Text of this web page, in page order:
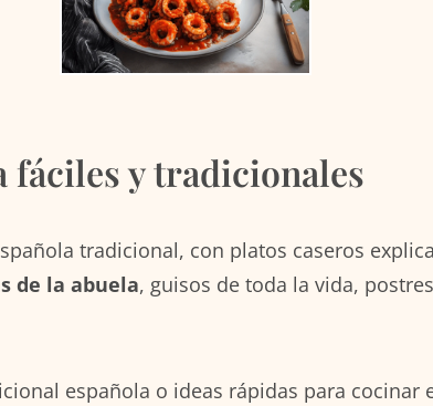
fáciles y tradicionales
tradicional, con platos caseros
de la abuela, guisos de toda la vida,
española o ideas rápidas para cocinar